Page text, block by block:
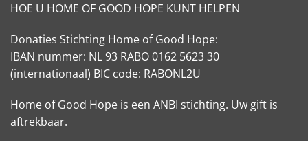
HOE U HOME OF GOOD HOPE KUNT HELPEN
Donaties Stichting Home of Good Hope:
IBAN nummer: NL 93 RABO 0162 5623 30
(internationaal) BIC code: RABONL2U
Home of Good Hope is een ANBI stichting. Uw gift is
aftrekbaar.